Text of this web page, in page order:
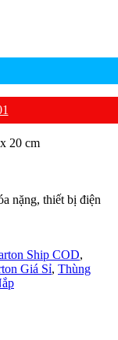
20 cm
nặng, thiết bị điện
Ship COD,
Giá Sỉ, Thùng